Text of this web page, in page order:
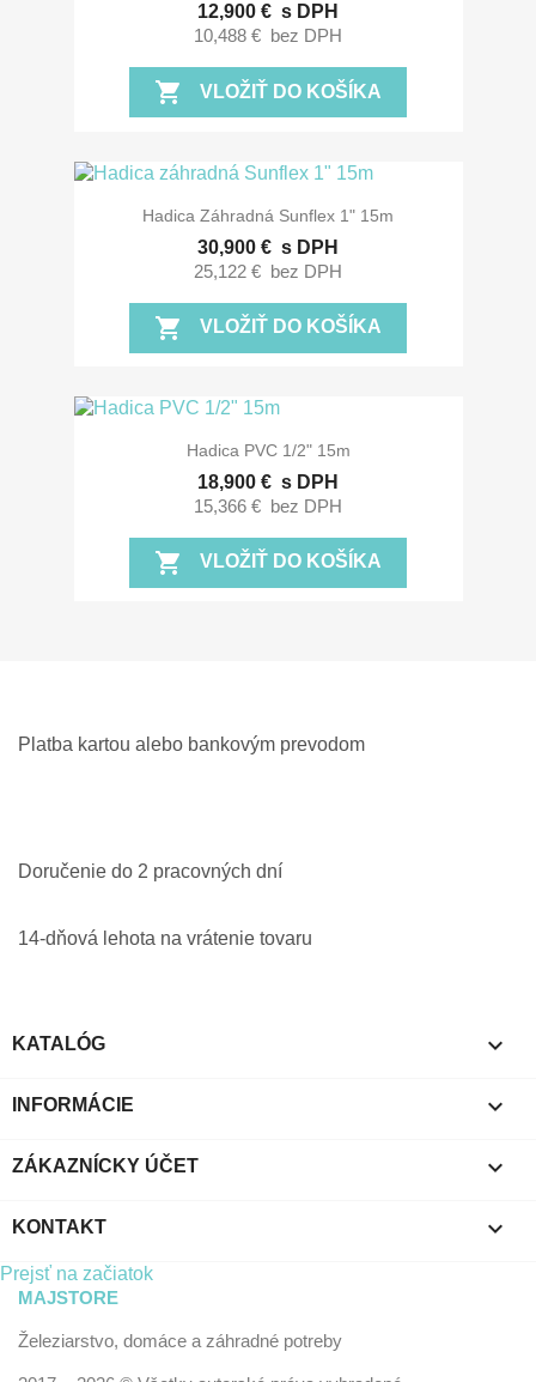
12,900 € s DPH
10,488 € bez DPH
shopping_cart VLOŽIŤ DO KOŠÍKA
Hadica Záhradná Sunflex 1" 15m
30,900 € s DPH
25,122 € bez DPH
shopping_cart VLOŽIŤ DO KOŠÍKA
Hadica PVC 1/2" 15m
18,900 € s DPH
15,366 € bez DPH
shopping_cart VLOŽIŤ DO KOŠÍKA
Platba kartou alebo bankovým prevodom
Doručenie do 2 pracovných dní
14-dňová lehota na vrátenie tovaru
KATALÓG 
INFORMÁCIE 
ZÁKAZNÍCKY ÚČET 
KONTAKT 
Prejsť na začiatok
MAJSTORE
Železiarstvo, domáce a záhradné potreby